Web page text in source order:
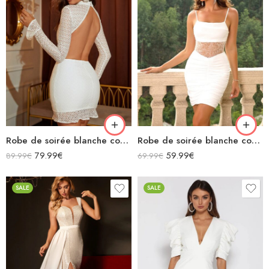
Robe de soirée blanche courte moulante à dentelles ajourée manches longues col montant dos nu
89.99€ 79.99€
Robe de soirée blanche courte moulante ajourée bretelles spaghettis
69.99€ 59.99€
SALE SALE